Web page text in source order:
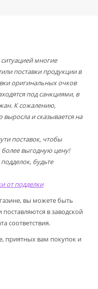
многие
поставки продукции в
оригинальных очков
под санкциями, в
К сожалению,
выросла и сказывается на
поставок, чтобы
выгодную цену!
будьте
от подделки
вы можете быть
в заводской
соответствия.
приятных вам покупок и